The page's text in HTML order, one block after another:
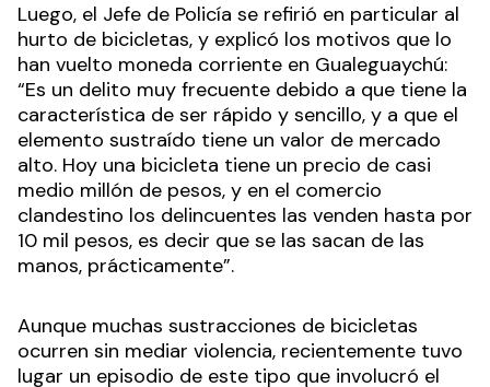
Luego, el Jefe de Policía se refirió en particular al
hurto de bicicletas, y explicó los motivos que lo
han vuelto moneda corriente en Gualeguaychú:
“Es un delito muy frecuente debido a que tiene la
característica de ser rápido y sencillo, y a que el
elemento sustraído tiene un valor de mercado
alto. Hoy una bicicleta tiene un precio de casi
medio millón de pesos, y en el comercio
clandestino los delincuentes las venden hasta por
10 mil pesos, es decir que se las sacan de las
manos, prácticamente”.
Aunque muchas sustracciones de bicicletas
ocurren sin mediar violencia, recientemente tuvo
lugar un episodio de este tipo que involucró el